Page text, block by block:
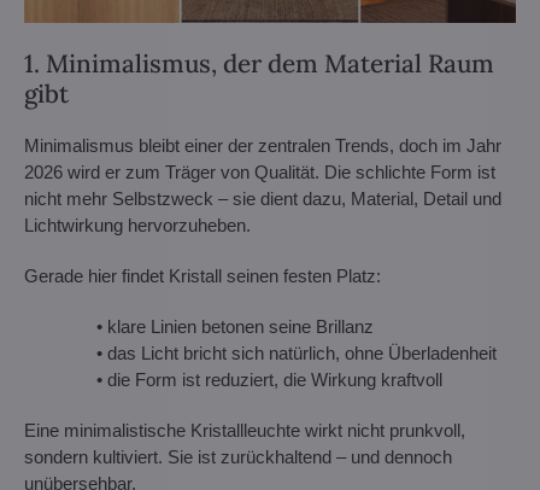
1. Minimalismus, der dem Material Raum
gibt
Minimalismus bleibt einer der zentralen Trends, doch im Jahr
2026 wird er zum Träger von Qualität. Die schlichte Form ist
nicht mehr Selbstzweck – sie dient dazu, Material, Detail und
Lichtwirkung hervorzuheben.
Gerade hier findet Kristall seinen festen Platz:
• klare Linien betonen seine Brillanz
• das Licht bricht sich natürlich, ohne Überladenheit
• die Form ist reduziert, die Wirkung kraftvoll
Eine minimalistische Kristallleuchte wirkt nicht prunkvoll,
sondern kultiviert. Sie ist zurückhaltend – und dennoch
unübersehbar.